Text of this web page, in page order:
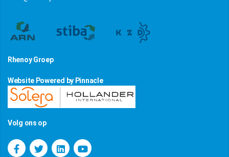
Rhenoy Groep
Website Powered by Pinnacle
Volg ons op